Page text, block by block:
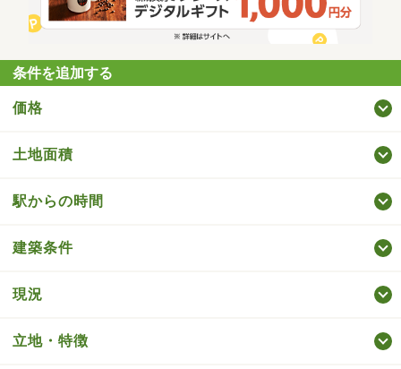
条件を追加する
価格
土地面積
駅からの時間
建築条件
現況
立地・特徴